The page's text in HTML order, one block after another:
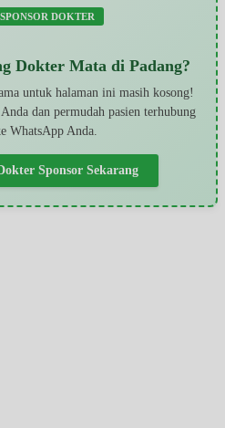
DOKTER
Dokter Mata di Padang?
untuk halaman ini masih kosong!
dan permudah pasien terhubung
WhatsApp Anda.
Sponsor Sekarang